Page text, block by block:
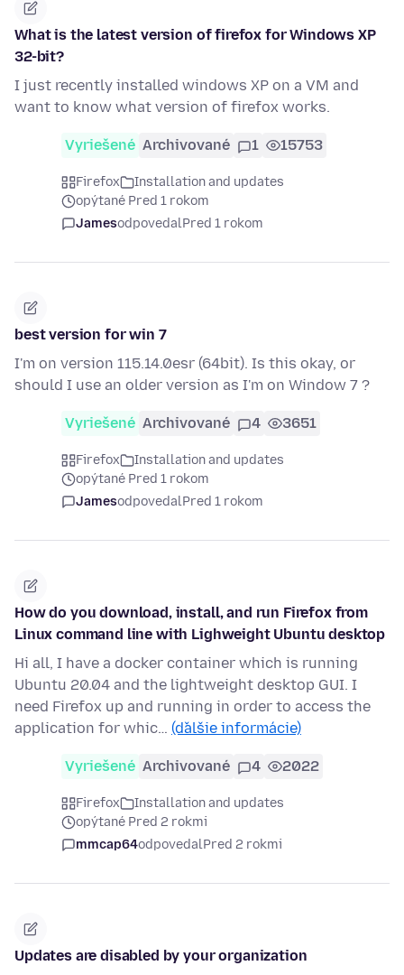
What is the latest version of firefox for Windows XP
32-bit?
I just recently installed windows XP on a VM and
want to know what version of firefox works.
Vyriešené Archivované 1 15753
Firefox
Installation and updates
opýtané Pred 1 rokom
JamesodpovedalPred 1 rokom
best version for win 7
I'm on version 115.14.0esr (64bit). Is this okay, or
should I use an older version as I'm on Window 7 ?
Vyriešené Archivované 4 3651
Firefox
Installation and updates
opýtané Pred 1 rokom
JamesodpovedalPred 1 rokom
How do you download, install, and run Firefox from
Linux command line with Lighweight Ubuntu desktop
Hi all, I have a docker container which is running
Ubuntu 20.04 and the lightweight desktop GUI. I
need Firefox up and running in order to access the
application for whic… (ďalšie informácie)
Vyriešené Archivované 4 2022
Firefox
Installation and updates
opýtané Pred 2 rokmi
mmcap64odpovedalPred 2 rokmi
Updates are disabled by your organization